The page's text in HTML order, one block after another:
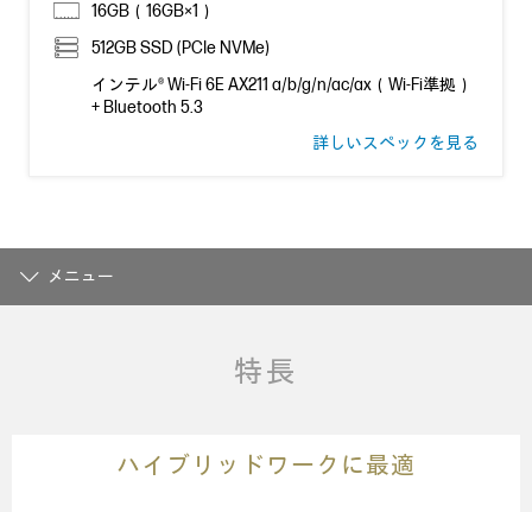
メニュー
特長
ハイブリッドワークに最適
16GB（16GB×1）
512GB SSD (PCIe NVMe)
インテル® Wi-Fi 6E AX211 a/b/g/n/ac/ax（Wi-Fi準拠）
+ Bluetooth 5.3
詳しいスペックを見る